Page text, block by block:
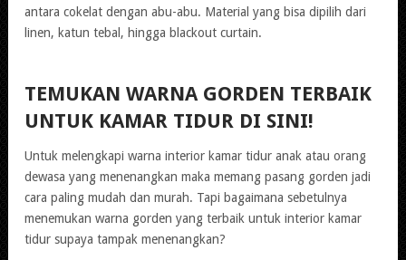
antara cokelat dengan abu-abu. Material yang bisa dipilih dari
linen, katun tebal, hingga blackout curtain.
TEMUKAN WARNA GORDEN TERBAIK
UNTUK KAMAR TIDUR DI SINI!
Untuk melengkapi warna interior kamar tidur anak atau orang
dewasa yang menenangkan maka memang pasang gorden jadi
cara paling mudah dan murah. Tapi bagaimana sebetulnya
menemukan warna gorden yang terbaik untuk interior kamar
tidur supaya tampak menenangkan?